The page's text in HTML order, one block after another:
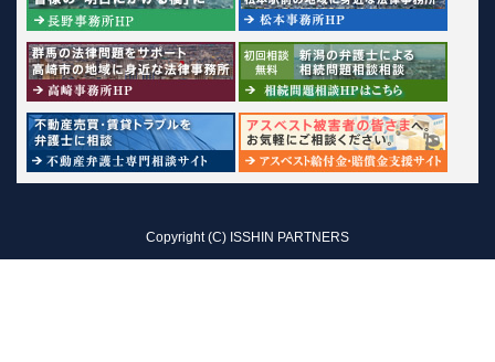
Copyright (C) ISSHIN PARTNERS